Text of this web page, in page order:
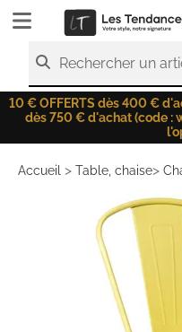
LesTendances.fr
Rechercher un
10 € OFFERTS dès 400 €
dès 750 € d'achat (code :
Accueil > Table, chaise>